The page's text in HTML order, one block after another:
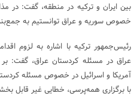
بین ایران و ترکیه در منطقه، گفت: در
خصوص سوریه و عراق توانستیم به
رئیس‌جمهور ترکیه با اشاره به لزوم
عراق در مسئله کردستان عراق، گفت: بر
آمریکا و اسرائیل در خصوص مسئله
با برگزاری همه‌پرسی، خطایی غیر قابل